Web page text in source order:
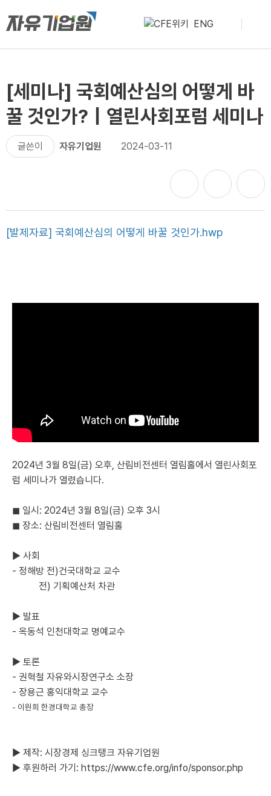
ENG
[세미나] 국회예산심의 어떻게 바
꿀 것인가?｜열린사회포럼 세미나
글쓴이 자유기업원 2024-03-11
[발제자료] 국회예산심의 어떻게 바꿀 것인가.hwp
2024년 3월 8일(금) 오후, 산림비전센터 열림홀에서 열린사회포
럼 세미나가 열렸습니다.
◼︎ 일시: 2024년 3월 8일(금) 오후 3시
◼︎ 장소: 산림비전센터 열림홀
▶ 사회
- 정해방 전)건국대학교 교수
전) 기획예산처 차관
▶ 발표
- 옥동석 인천대학교 명예교수
▶ 토론
- 권혁철 자유와시장연구소 소장
- 장용근 홍익대학교 교수
- 이원희 한경대학교 총장
▶ 제작: 시장경제 싱크탱크 자유기업원
▶ 후원하러 가기: https://www.cfe.org/info/sponsor.php